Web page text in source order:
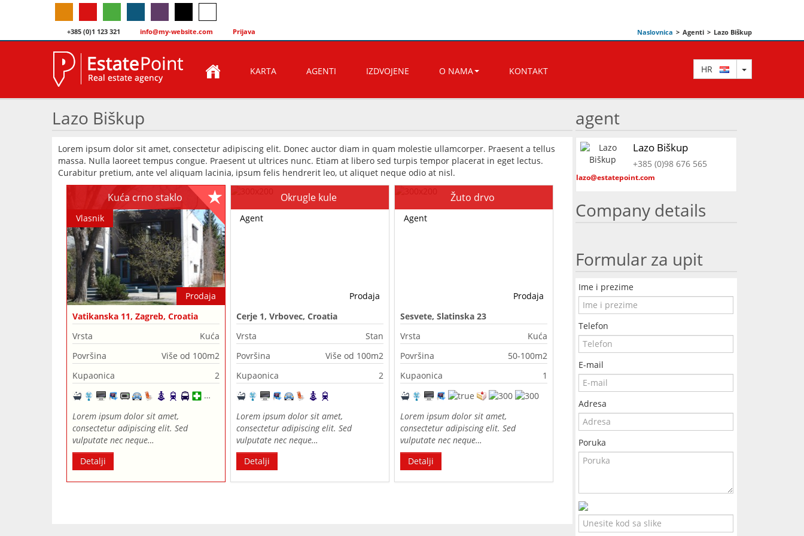
+385 (0)1 123 321 info@my-website.com Prijava Naslovnica > Agenti > Lazo Biškup
HR TOGGLE
KARTA AGENTI IZDVOJENE O NAMA KONTAKT
Lazo Biškup
Lorem ipsum dolor sit amet, consectetur adipiscing elit. Donec auctor diam in quam molestie ullamcorper. Praesent a tellus
massa. Nulla laoreet tempus congue. Praesent ut ultrices nunc. Etiam at libero sed turpis tempor placerat in eget lectus.
Curabitur pretium, ante vel aliquam lacinia, ipsum felis hendrerit leo, ut aliquet neque odio at nisl.
Kuća crno staklo
Prodaja
Vlasnik
Vatikanska 11, Zagreb, Croatia
Vrsta
Kuća
Površina
Više od 100m2
Kupaonica
2
Lorem ipsum dolor sit amet,
consectetur adipiscing elit. Sed
vulputate nec neque…
Detalji
Okrugle kule
Prodaja
Agent
Cerje 1, Vrbovec, Croatia
Vrsta
Stan
Površina
Više od 100m2
Kupaonica
2
Lorem ipsum dolor sit amet,
consectetur adipiscing elit. Sed
vulputate nec neque…
Detalji
Žuto drvo
Prodaja
Agent
Sesvete, Slatinska 23
Vrsta
Kuća
Površina
50-100m2
Kupaonica
1
Lorem ipsum dolor sit amet,
consectetur adipiscing elit. Sed
vulputate nec neque…
Detalji
agent
Lazo Biškup
+385 (0)98 676 565
lazo@estatepoint.com
Company details
Formular za upit
Ime i prezime
Telefon
E-mail
Adresa
Poruka